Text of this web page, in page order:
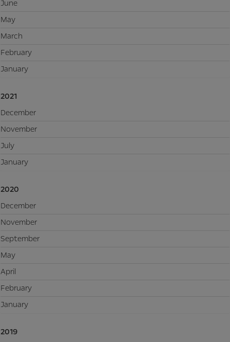
June
May
March
February
January
2021
December
November
July
January
2020
December
November
September
May
April
February
January
2019